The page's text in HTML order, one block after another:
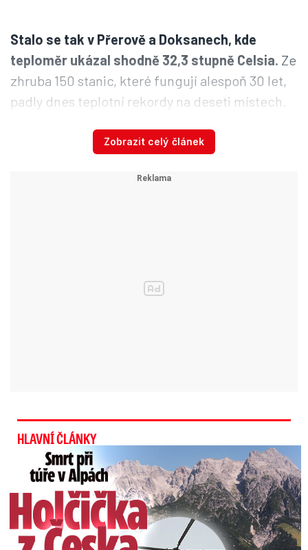
Stalo se tak v Přerově a Doksanech, kde
teploměr ukázal shodně 32,3 stupně Celsia. Ze
zhruba 150 stanic, které fungují alespoň 30 let,
padly dnes teplotní rekordy na deseti místech.
hydrometeorologického ústavu.
V tropickém a vlhkém vzduchu se během
odpoledních a večerních hodin tvořila četná
půl hodiny 33 litrů vody na metr čtvereční. Teplé
a vlhké východní proudění bude během neděle
slábnout – teploty budou zůstávat do 27 °C, ale
velmi silné bouřky se budou tvořit po celý den.A
s bouřkami musíme počítat po celý příští
týden.
Zobrazit celý článek
HLAVNÍ ČLÁNKY
Smrt Češky v Alpách: Zemřela při túře s rodiči